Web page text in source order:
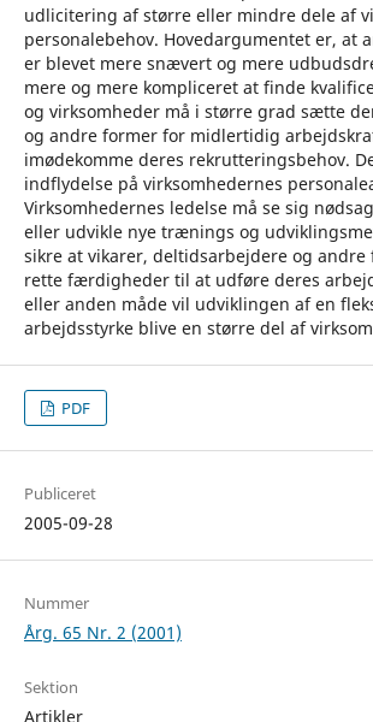
udlicitering af større eller mindre dele af
personalebehov. Hovedargumentet er, at
er blevet mere snævert og mere
mere og mere kompliceret at finde
og virksomheder må i større grad sætte
og andre former for midlertidig
imødekomme deres rekrutteringsbehov.
indflydelse på virksomhedernes
Virksomhedernes ledelse må se sig
eller udvikle nye trænings og
sikre at vikarer, deltidsarbejdere og andre
rette færdigheder til at udføre deres
eller anden måde vil udviklingen af en
arbejdsstyrke blive en større del af
PDF
Publiceret
2005-09-28
Nummer
Årg. 65 Nr. 2 (2001)
Sektion
Artikler